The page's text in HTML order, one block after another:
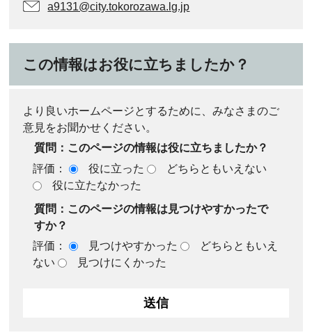
a9131@city.tokorozawa.lg.jp
この情報はお役に立ちましたか？
より良いホームページとするために、みなさまのご
意見をお聞かせください。
質問：このページの情報は役に立ちましたか？
評価：
役に立った
どちらともいえない
役に立たなかった
質問：このページの情報は見つけやすかったで
すか？
評価：
見つけやすかった
どちらともいえ
ない
見つけにくかった